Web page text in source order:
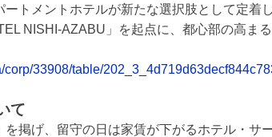
トメントホテルが新たな選択肢として定着
NISHI-AZABU」を起点に、都心部の高ま
corp/33908/table/
て
を掲げ、留守の日は家賃が下がるホテル・サ